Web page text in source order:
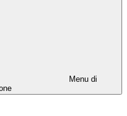
Menu di